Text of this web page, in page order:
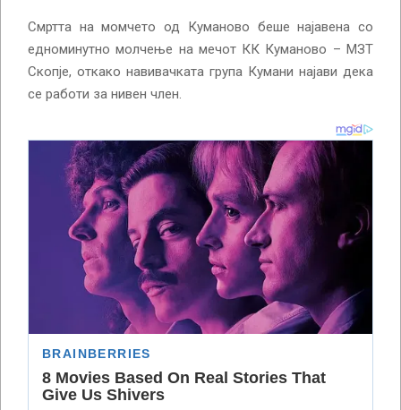
Смртта на момчето од Куманово беше најавена со
едноминутно молчење на мечот КК Куманово – МЗТ
Скопје, откако навивачката група Кумани најави дека
се работи за нивен член.